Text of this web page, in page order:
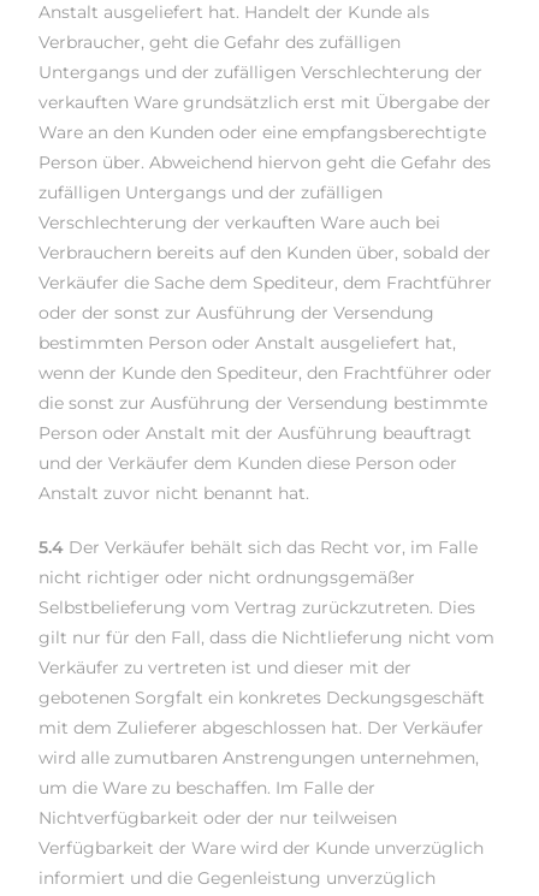
Anstalt ausgeliefert hat. Handelt der Kunde als
Verbraucher, geht die Gefahr des zufälligen
Untergangs und der zufälligen Verschlechterung der
verkauften Ware grundsätzlich erst mit Übergabe der
Ware an den Kunden oder eine empfangsberechtigte
Person über. Abweichend hiervon geht die Gefahr des
zufälligen Untergangs und der zufälligen
Verschlechterung der verkauften Ware auch bei
Verbrauchern bereits auf den Kunden über, sobald der
Verkäufer die Sache dem Spediteur, dem Frachtführer
oder der sonst zur Ausführung der Versendung
bestimmten Person oder Anstalt ausgeliefert hat,
wenn der Kunde den Spediteur, den Frachtführer oder
die sonst zur Ausführung der Versendung bestimmte
Person oder Anstalt mit der Ausführung beauftragt
und der Verkäufer dem Kunden diese Person oder
Anstalt zuvor nicht benannt hat.
5.4 Der Verkäufer behält sich das Recht vor, im Falle
nicht richtiger oder nicht ordnungsgemäßer
Selbstbelieferung vom Vertrag zurückzutreten. Dies
gilt nur für den Fall, dass die Nichtlieferung nicht vom
Verkäufer zu vertreten ist und dieser mit der
gebotenen Sorgfalt ein konkretes Deckungsgeschäft
mit dem Zulieferer abgeschlossen hat. Der Verkäufer
wird alle zumutbaren Anstrengungen unternehmen,
um die Ware zu beschaffen. Im Falle der
Nichtverfügbarkeit oder der nur teilweisen
Verfügbarkeit der Ware wird der Kunde unverzüglich
informiert und die Gegenleistung unverzüglich